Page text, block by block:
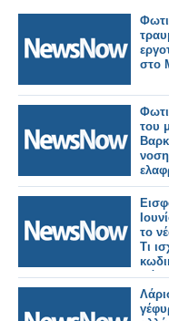
στο
του
το
Τι